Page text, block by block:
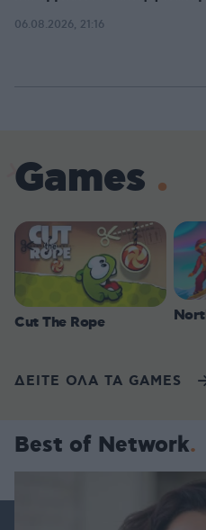
06.08.2026, 21:16
Games
Cut The Rope
ΔΕΙΤΕ ΟΛΑ ΤΑ GAMES
Best of Network